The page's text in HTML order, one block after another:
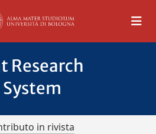
Research
in rivista